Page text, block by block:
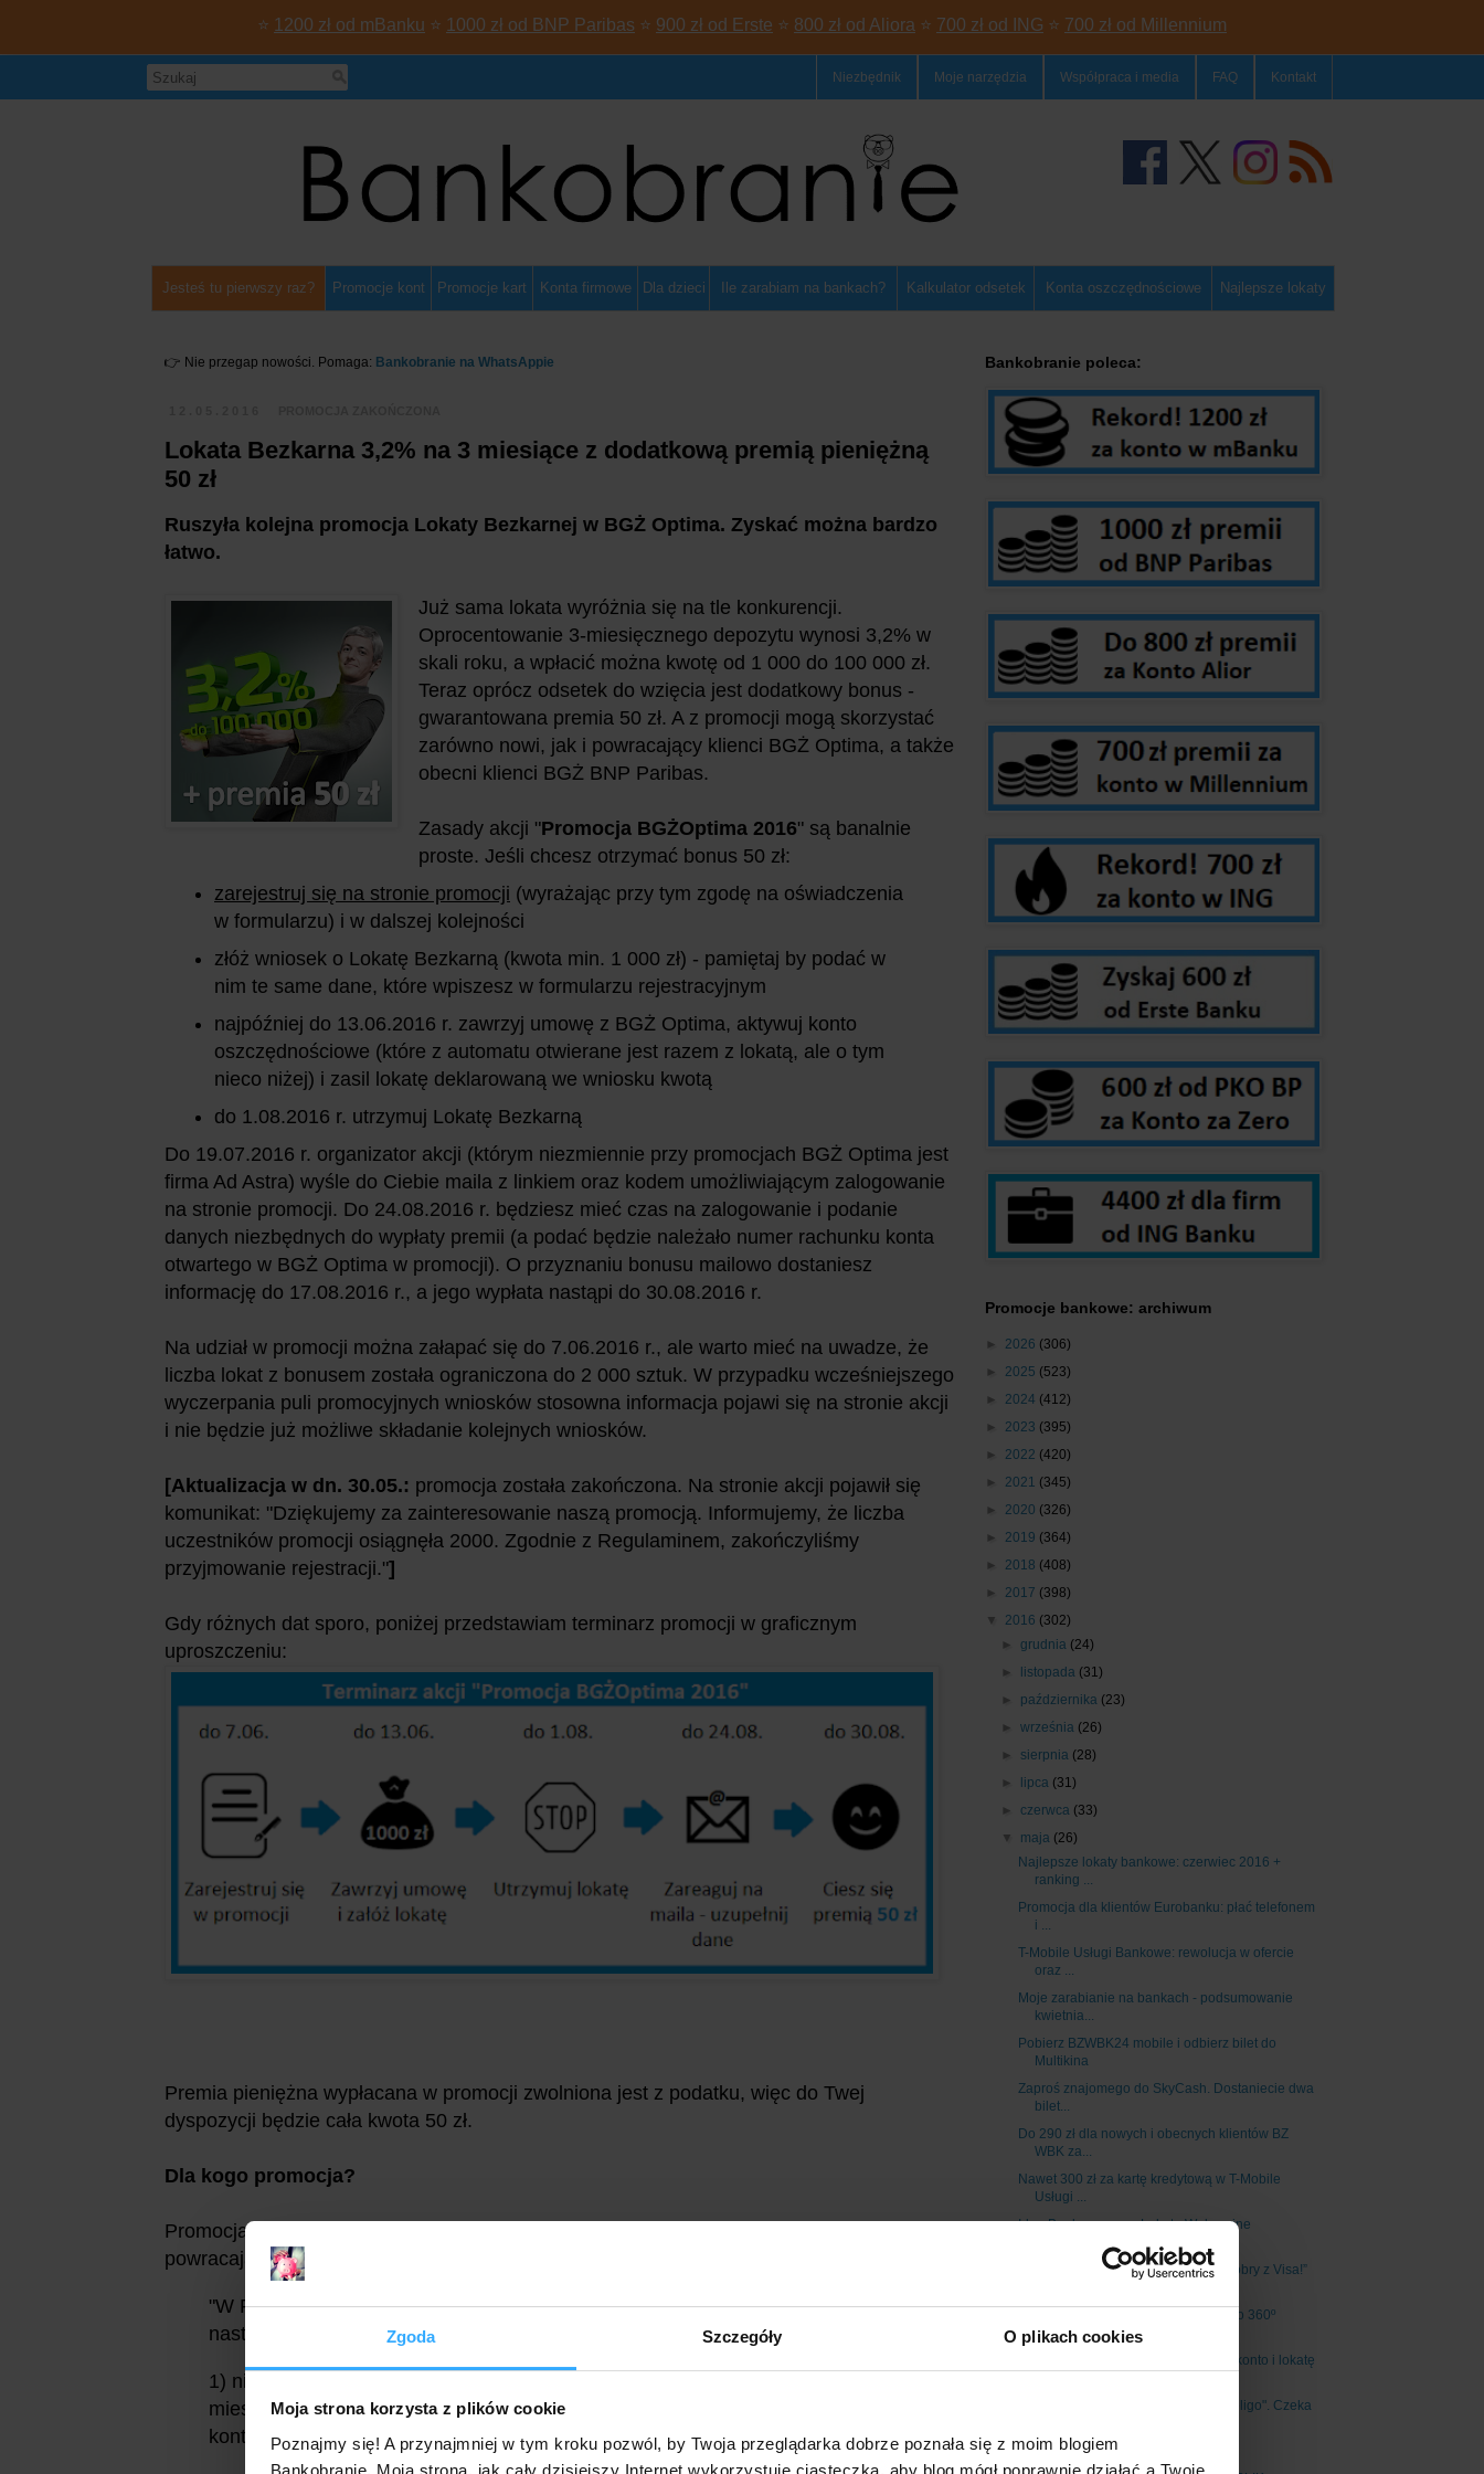
Zgoda Szczegóły O plikach cookies
Moja strona korzysta z plików cookie
Poznajmy się! A przynajmniej w tym kroku pozwól, by Twoja przeglądarka dobrze poznała się z moim blogiem
Bankobranie. Moja strona, jak cały dzisiejszy Internet wykorzystuje ciasteczka, aby blog mógł poprawnie działać a Twoje
⭐ 1200 zł od mBanku ⭐ 1000 zł od BNP Paribas ⭐ 900 zł od Erste ⭐ 800 zł od Aliora ⭐ 700 zł od ING ⭐ 700 zł od Millennium
Niezbędnik Moje narzędzia Współpraca i media FAQ Kontakt
Jesteś tu pierwszy raz? Promocje kont Promocje kart Konta firmowe Dla dzieci Ile zarabiam na bankach? Kalkulator odsetek Konta oszczędnościowe Najlepsze lokaty
👉 Nie przegap nowości. Pomaga: Bankobranie na WhatsAppie
Lokata Bezkarna 3,2% na 3 miesiące z dodatkową premią pieniężną
50 zł
Ruszyła kolejna promocja Lokaty Bezkarnej w BGŻ Optima. Zyskać można bardzo
łatwo.
Już sama lokata wyróżnia się na tle konkurencji.
Oprocentowanie 3-miesięcznego depozytu wynosi 3,2% w
skali roku, a wpłacić można kwotę od 1 000 do 100 000 zł.
Teraz oprócz odsetek do wzięcia jest dodatkowy bonus -
gwarantowana premia 50 zł. A z promocji mogą skorzystać
zarówno nowi, jak i powracający klienci BGŻ Optima, a także
obecni klienci BGŻ BNP Paribas.
Zasady akcji "Promocja BGŻOptima 2016" są banalnie
proste. Jeśli chcesz otrzymać bonus 50 zł:
zarejestruj się na stronie promocji (wyrażając przy tym zgodę na oświadczenia
w formularzu) i w dalszej kolejności
złóż wniosek o Lokatę Bezkarną (kwota min. 1 000 zł) - pamiętaj by podać w
nim te same dane, które wpiszesz w formularzu rejestracyjnym
najpóźniej do 13.06.2016 r. zawrzyj umowę z BGŻ Optima, aktywuj konto
oszczędnościowe (które z automatu otwierane jest razem z lokatą, ale o tym
nieco niżej) i zasil lokatę deklarowaną we wniosku kwotą
do 1.08.2016 r. utrzymuj Lokatę Bezkarną
Do 19.07.2016 r. organizator akcji (którym niezmiennie przy promocjach BGŻ Optima jest
firma Ad Astra) wyśle do Ciebie maila z linkiem oraz kodem umożliwiającym zalogowanie
na stronie promocji. Do 24.08.2016 r. będziesz mieć czas na zalogowanie i podanie
danych niezbędnych do wypłaty premii (a podać będzie należało numer rachunku konta
otwartego w BGŻ Optima w promocji). O przyznaniu bonusu mailowo dostaniesz
informację do 17.08.2016 r., a jego wypłata nastąpi do 30.08.2016 r.
Na udział w promocji można załapać się do 7.06.2016 r., ale warto mieć na uwadze, że
liczba lokat z bonusem została ograniczona do 2 000 sztuk. W przypadku wcześniejszego
wyczerpania puli promocyjnych wniosków stosowna informacja pojawi się na stronie akcji
i nie będzie już możliwe składanie kolejnych wniosków.
[Aktualizacja w dn. 30.05.: promocja została zakończona. Na stronie akcji pojawił się
komunikat: "Dziękujemy za zainteresowanie naszą promocją. Informujemy, że liczba
uczestników promocji osiągnęła 2000. Zgodnie z Regulaminem, zakończyliśmy
przyjmowanie rejestracji."]
Gdy różnych dat sporo, poniżej przedstawiam terminarz promocji w graficznym
uproszczeniu:
Premia pieniężna wypłacana w promocji zwolniona jest z podatku, więc do Twej
dyspozycji będzie cała kwota 50 zł.
Dla kogo promocja?
Promocja z bonusem, podobnie jak i sama lokata, skierowana jest do nowych, jak i
powracających klientów BGŻ Optima. Zgodnie z
"W Promocji mogą wziąć udział Uczestnicy, którzy łącznie spełniają
następujące warunki:
1) nie byli posiadaczami Konta Indywidualnego BGŻOptima w okresie 12
miesięcy poprzedzających dzień Zawierania Umowy ramowej dotyczącej tego
konta (...)"
Bankobranie poleca:
Promocje bankowe: archiwum
► 2026 (306)
► 2025 (523)
► 2024 (412)
► 2023 (395)
► 2022 (420)
► 2021 (345)
► 2020 (326)
► 2019 (364)
► 2018 (408)
► 2017 (398)
▼ 2016 (302)
►grudnia (24)
►
listopada (31)
► października (23)
►września (26)
► sierpnia (28)
►
lipca (31)
►czerwca (33)
▼ maja (26)
Najlepsze lokaty bankowe: czerwiec 2016 +
ranking ...
Promocja dla klientów Eurobanku: płać telefonem
i ...
T-Mobile Usługi Bankowe: rewolucja w ofercie
oraz ...
Moje zarabianie na bankach - podsumowanie
kwietnia...
Pobierz BZWBK24 mobile i odbierz bilet do
Multikina
Zaproś znajomego do SkyCash. Dostaniecie dwa
bilet...
Do 290 zł dla nowych i obecnych klientów BZ
WBK za...
Nawet 300 zł za kartę kredytową w T-Mobile
Usługi ...
Idea Bank: powraca Lokata Wakacyjne
Promocja „Spraw sobie cały dzień dobry z Visa!”
Nawet 360 zł za Konto 360º lub Konto 360º
Student ...
Moneymania 6: premia do 120 zł za konto i lokatę
Powraca program poleceń "Mam Inteligo". Czeka
BZ WBK zmienia opłaty i prowizje